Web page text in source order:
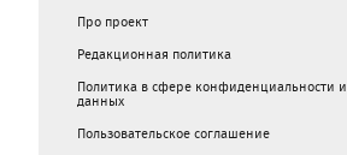
Про проект
Редакционная политика
Политика в сфере конфиденциальности
данных
Пользовательское соглашение